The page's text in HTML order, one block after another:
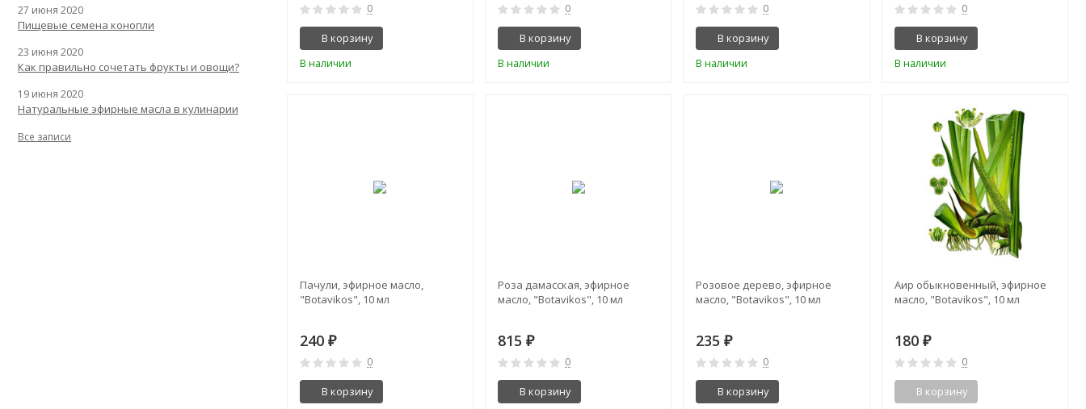
0
В корзину
В наличии
0
В корзину
В наличии
0
В корзину
В наличии
0
В корзину
В наличии
Пачули, эфирное масло,
"Botavikos", 10 мл
240 ₽
0
В корзину
Роза дамасская, эфирное
масло, "Botavikos", 10 мл
815 ₽
0
В корзину
Розовое дерево, эфирное
масло, "Botavikos", 10 мл
235₽
0
В корзину
Аир обыкновенный, эфирное
масло, "Botavikos", 10 мл
180 ₽
0
В корзину
27 июня 2020
Пищевые семена конопли
23 июня 2020
Как правильно сочетать фрукты и овощи?
19 июня 2020
Натуральные эфирные масла в кулинарии
Все записи